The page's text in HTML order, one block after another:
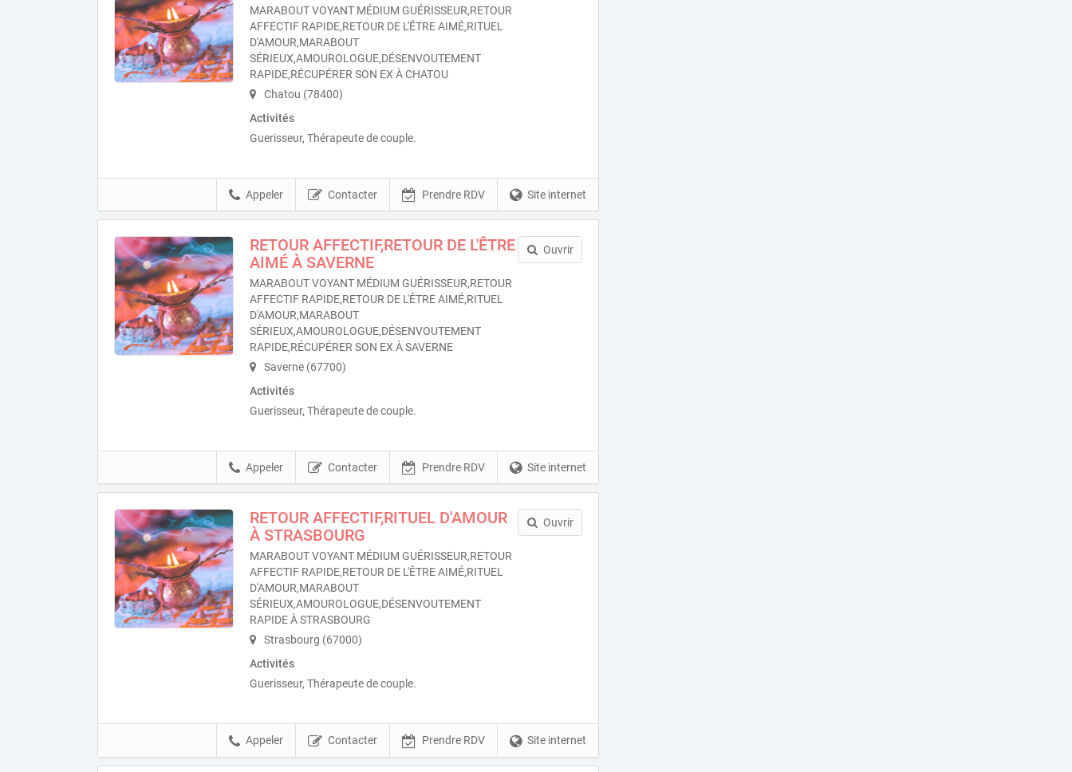
MARABOUT VOYANT MÉDIUM GUÉRISSEUR,RETOUR
AFFECTIF RAPIDE,RETOUR DE L'ÊTRE AIMÉ,RITUEL
D'AMOUR,MARABOUT
SÉRIEUX,AMOUROLOGUE,DÉSENVOUTEMENT
RAPIDE,RÉCUPÉRER SON EX À CHATOU
Chatou (78400)
Activités
Guerisseur, Thérapeute de couple.
Site internet
Prendre RDV
Contacter
Appeler
RETOUR AFFECTIF,RETOUR DE L'ÊTRE
AIMÉ À SAVERNE
MARABOUT VOYANT MÉDIUM GUÉRISSEUR,RETOUR
AFFECTIF RAPIDE,RETOUR DE L'ÊTRE AIMÉ,RITUEL
D'AMOUR,MARABOUT
SÉRIEUX,AMOUROLOGUE,DÉSENVOUTEMENT
RAPIDE,RÉCUPÉRER SON EX À SAVERNE
Saverne (67700)
Activités
Guerisseur, Thérapeute de couple.
Ouvrir
Site internet
Prendre RDV
Contacter
Appeler
RETOUR AFFECTIF,RITUEL D'AMOUR
À STRASBOURG
MARABOUT VOYANT MÉDIUM GUÉRISSEUR,RETOUR
AFFECTIF RAPIDE,RETOUR DE L'ÊTRE AIMÉ,RITUEL
D'AMOUR,MARABOUT
SÉRIEUX,AMOUROLOGUE,DÉSENVOUTEMENT
RAPIDE À STRASBOURG
Strasbourg (67000)
Activités
Guerisseur, Thérapeute de couple.
Ouvrir
Site internet
Prendre RDV
Contacter
Appeler